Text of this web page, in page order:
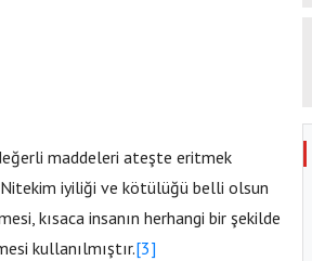
maddeleri ateşte eritmek
Nitekim iyiliği ve kötülüğü belli olsun
kısaca insanın herhangi bir şekilde
kullanılmıştır.[3]